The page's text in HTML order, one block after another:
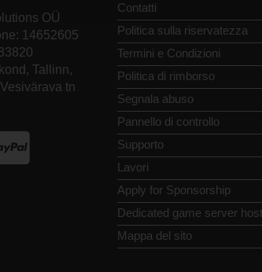
OÜ
14652605
Tallinn,
tn
Contatti
Politica sulla riservatezza
Termini e Condizioni
Politica di rimborso
Segnala abuso
Pannello di controllo
Supporto
Lavori
Apply for Sponsorship
Dedicated game server
Mappa del sito